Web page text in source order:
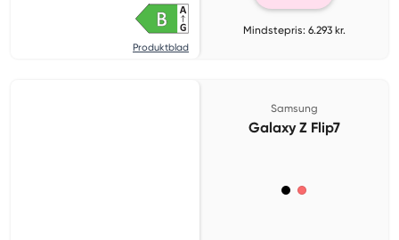
Produktblad
Mindstepris: 6.293 kr.
Samsung
Galaxy Z Flip7